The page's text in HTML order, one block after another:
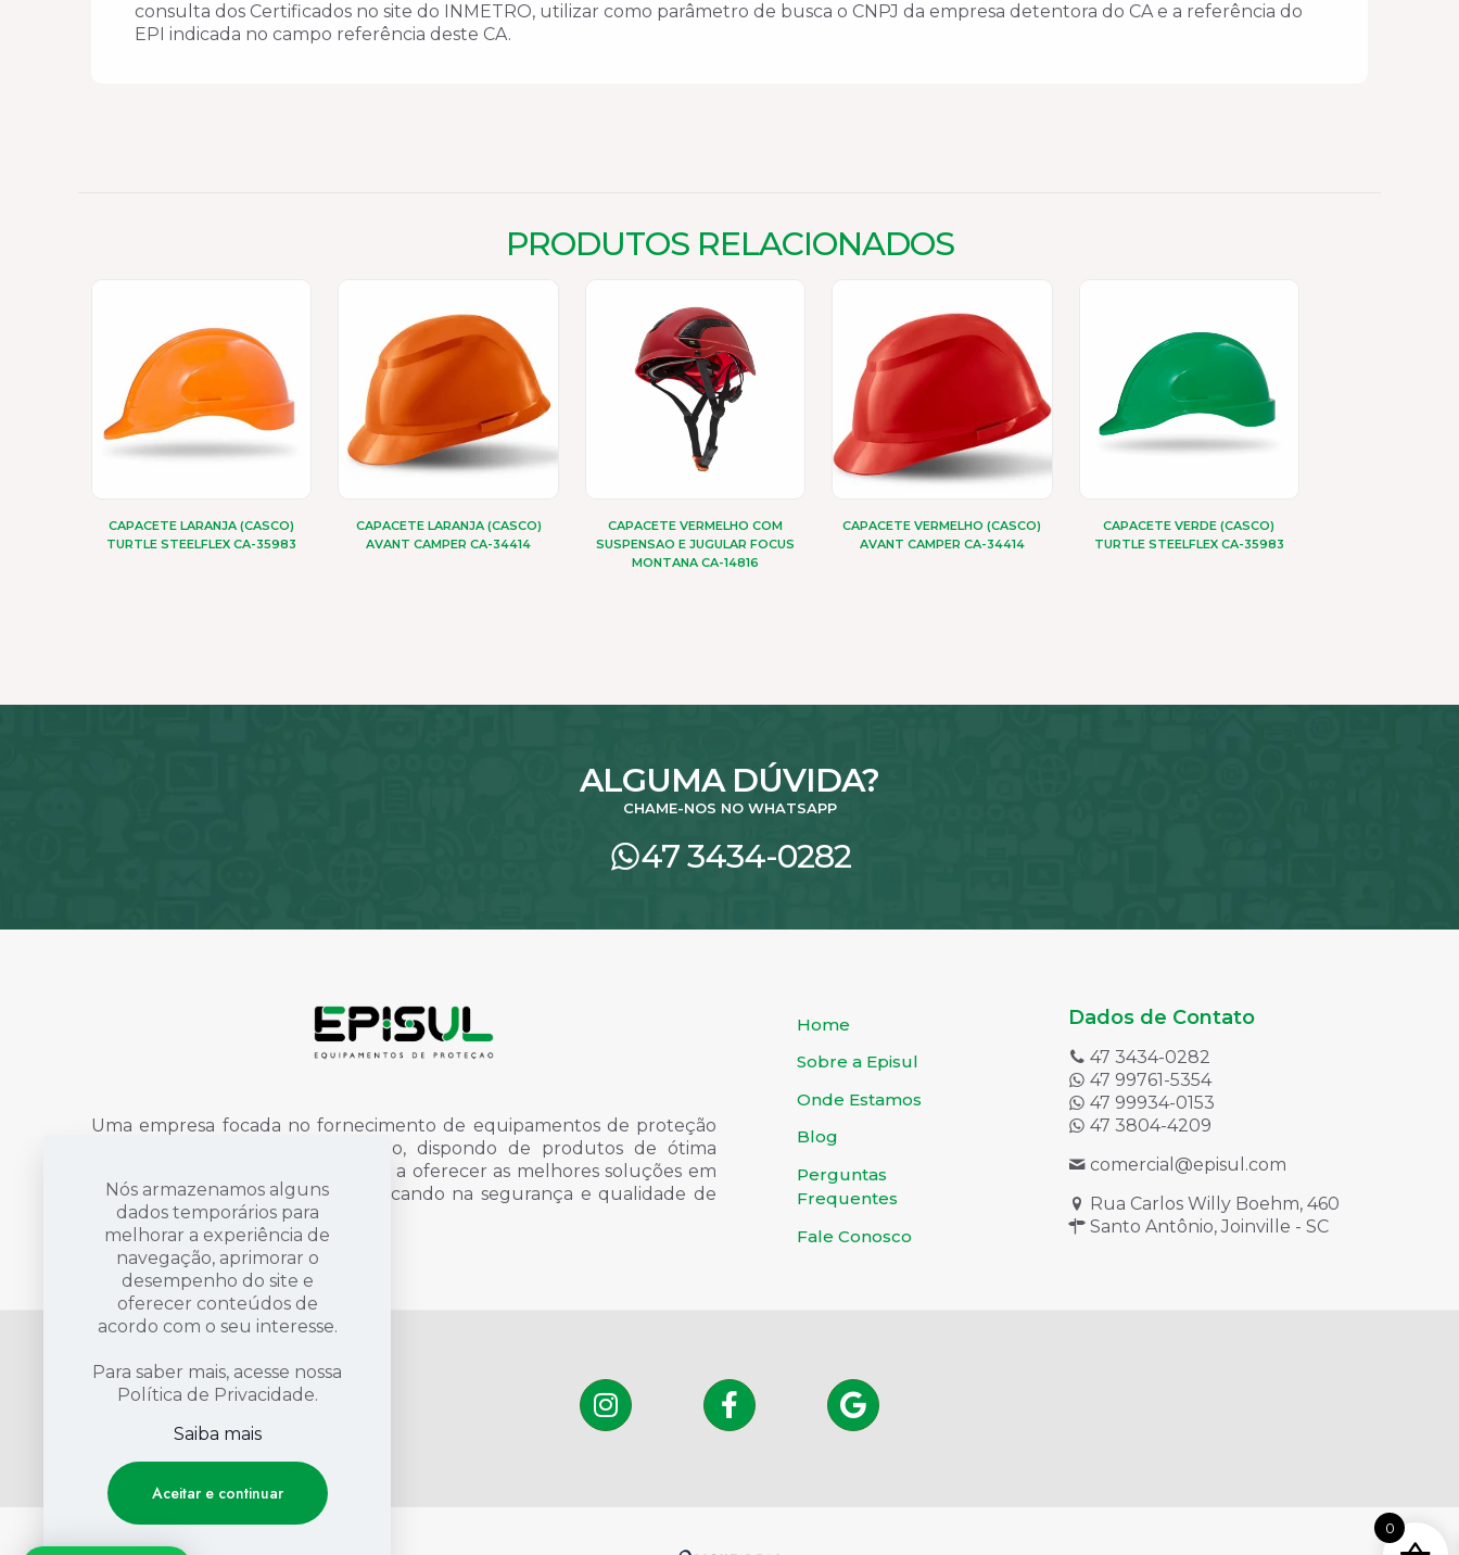
consulta dos Certificados no site do INMETRO, utilizar como parâmetro de busca o CNPJ da empresa detentora do CA e a referência do
EPI indicada no campo referência deste CA.
PRODUTOS RELACIONADOS
CAPACETE LARANJA (CASCO)
TURTLE STEELFLEX CA-35983
CAPACETE LARANJA (CASCO)
AVANT CAMPER CA-34414
CAPACETE VERMELHO COM
SUSPENSAO E JUGULAR FOCUS
MONTANA CA-14816
CAPACETE VERMELHO (CASCO)
AVANT CAMPER CA-34414
CAPACETE VERDE (CASCO)
TURTLE STEELFLEX CA-35983
ALGUMA DÚVIDA?
CHAME-NOS NO WHATSAPP
47 3434-0282
Uma empresa focada no fornecimento de equipamentos de proteção
individual, uniformes e finalização, dispondo de produtos de ótima
qualidade e profissionais dispostos a oferecer as melhores soluções em
proteção e sinalização, sempre focando na segurança e qualidade de
vida das pessoas.Saiba mais
Home
Sobre a Episul
Onde Estamos
Blog
Perguntas
Frequentes
Fale Conosco
Dados de Contato
47 3434-0282
47 99761-5354
47 99934-0153
47 3804-4209
comercial@episul.com
Rua Carlos Willy Boehm, 460
Santo Antônio, Joinville - SC
Nós armazenamos alguns
dados temporários para
melhorar a experiência de
navegação, aprimorar o
desempenho do site e
oferecer conteúdos de
acordo com o seu interesse.
Para saber mais, acesse nossa
Política de Privacidade.
Saiba mais
Aceitar e continuar
0